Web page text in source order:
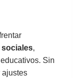
,
Sin
ajustes